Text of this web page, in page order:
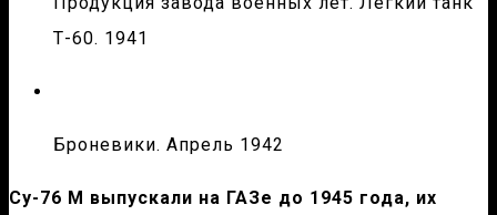
Т-60. 1941
Броневики. Апрель 1942
Су-76 М выпускали на ГАЗе до 1945 года, их